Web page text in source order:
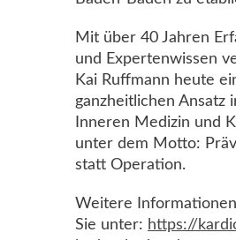
Mit über 40 Jahren
und Expertenwissen
Kai Ruffmann heute
ganzheitlichen Ansatz
Inneren Medizin und
unter dem Motto:
statt Operation.
Weitere
Sie unter: https://